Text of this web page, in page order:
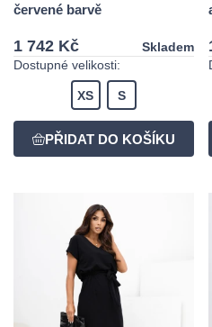
červené barvě
1 742 Kč
Skladem
Dostupné velikosti:
XS S